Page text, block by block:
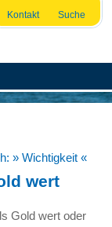
Kontakt Suche
» Wichtigkeit «
wert
Gold wert oder